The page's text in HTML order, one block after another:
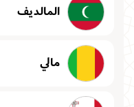
المالديف
مالي